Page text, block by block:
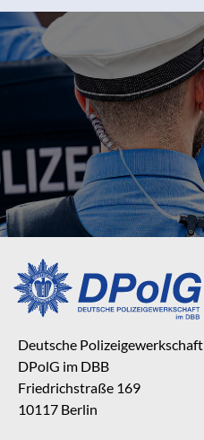
Deutsche Polizeigewerkschaft
DPolG im DBB
Friedrichstraße 169
10117 Berlin